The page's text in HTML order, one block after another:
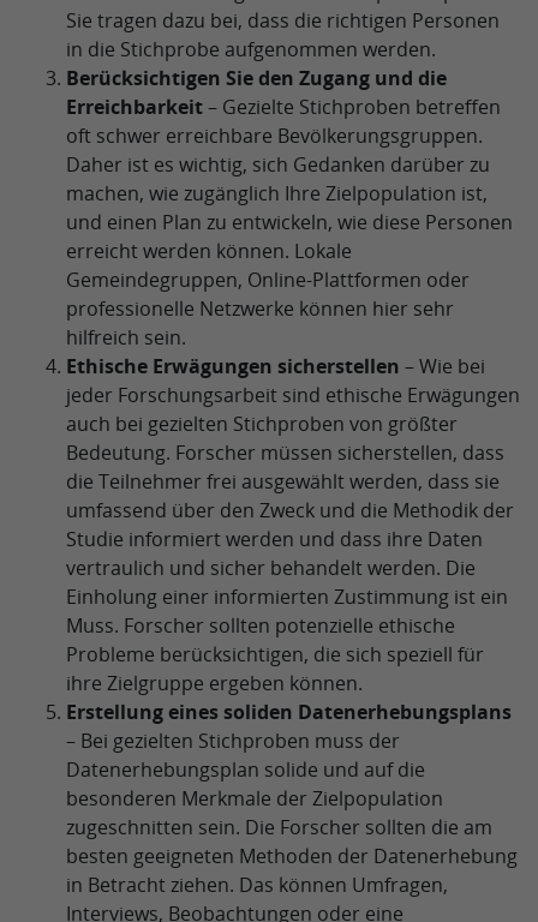
Sie tragen dazu bei, dass die richtigen Personen
in die Stichprobe aufgenommen werden.
Berücksichtigen Sie den Zugang und die
Erreichbarkeit– Gezielte Stichproben betreffen
oft schwer erreichbare Bevölkerungsgruppen.
Daher ist es wichtig, sich Gedanken darüber zu
machen, wie zugänglich Ihre Zielpopulation ist,
und einen Plan zu entwickeln, wie diese Personen
erreicht werden können. Lokale
Gemeindegruppen, Online-Plattformen oder
professionelle Netzwerke können hier sehr
hilfreich sein.
Ethische Erwägungen sicherstellen – Wie bei
jeder Forschungsarbeit sind ethische Erwägungen
auch bei gezielten Stichproben von größter
Bedeutung. Forscher müssen sicherstellen, dass
die Teilnehmer frei ausgewählt werden, dass sie
umfassend über den Zweck und die Methodik der
Studie informiert werden und dass ihre Daten
vertraulich und sicher behandelt werden. Die
Einholung einer informierten Zustimmung ist ein
Muss. Forscher sollten potenzielle ethische
Probleme berücksichtigen, die sich speziell für
ihre Zielgruppe ergeben können.
Erstellung eines soliden Datenerhebungsplans
– Bei gezielten Stichproben muss der
Datenerhebungsplan solide und auf die
besonderen Merkmale der Zielpopulation
zugeschnitten sein. Die Forscher sollten die am
besten geeigneten Methoden der Datenerhebung
in Betracht ziehen. Das können Umfragen,
Interviews, Beobachtungen oder eine